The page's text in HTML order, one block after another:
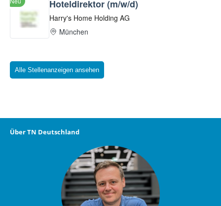
Alle Stellenanzeigen ansehen
Über TN Deutschland